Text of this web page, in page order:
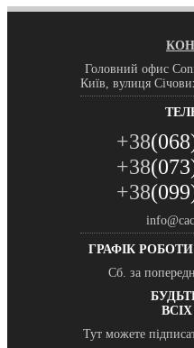
Головний офис
Київ, вулиця
+38
+38
+38
ГРАФІК РОБОТИ
Сб. за
Тут можете